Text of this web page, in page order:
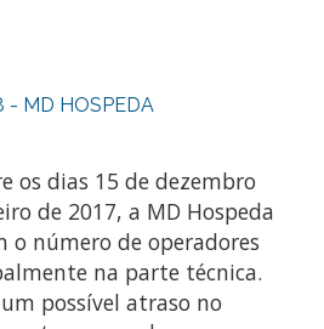
- MD HOSPEDA
os dias 15 de dezembro
de 2017, a MD Hospeda
o número de operadores
na parte técnica.
possível atraso no